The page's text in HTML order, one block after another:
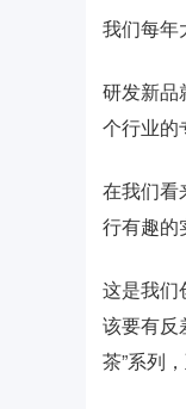
我们每年
研发新品
个行业的
在我们看
行有趣的
这是我们
该要有反
茶”系列